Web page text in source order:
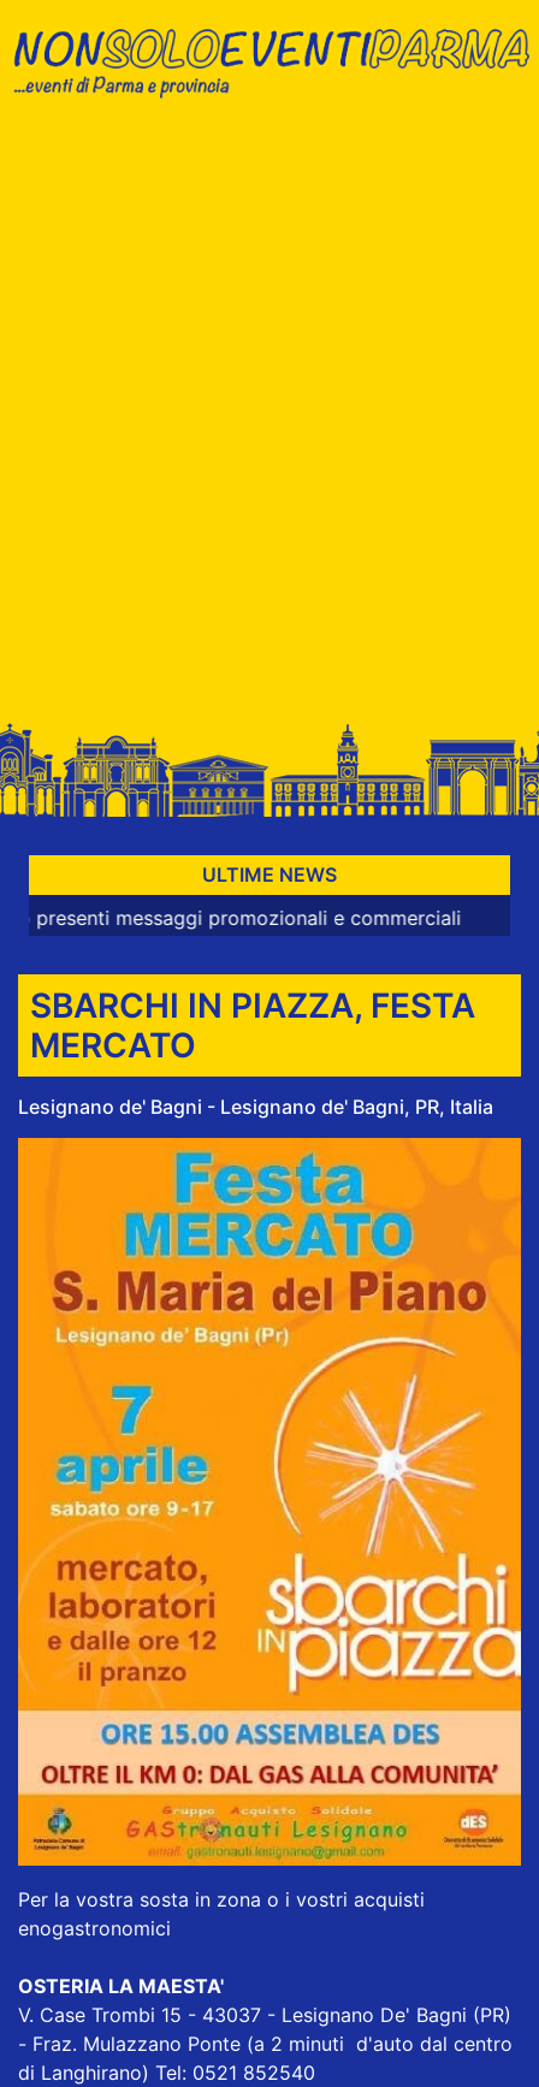
ULTIME NEWS
messaggi promozionali e commerciali
SBARCHI IN PIAZZA, FESTA
MERCATO
Lesignano de' Bagni - Lesignano de' Bagni, PR, Italia
Per la vostra sosta in zona o i vostri acquisti
enogastronomici
OSTERIA LA MAESTA'
V. Case Trombi 15 - 43037 - Lesignano De' Bagni (PR)
- Fraz. Mulazzano Ponte (a 2 minuti d'auto dal centro
di Langhirano) Tel: 0521 852540